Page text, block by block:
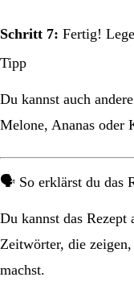
Schritt 7: Fertig!
Tipp
Du kannst auch
Melone, Ananas oder
🗣️ So erklärst du das
Du kannst das Rezept
Zeitwörter, die zeigen,
machst.